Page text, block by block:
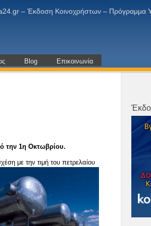
– Έκδοση Κοινοχρήστων – Πρόγραμμα
Blog Επικοινωνία
την 1η Οκτωβρίου.
με την τιμή του πετρελαίου